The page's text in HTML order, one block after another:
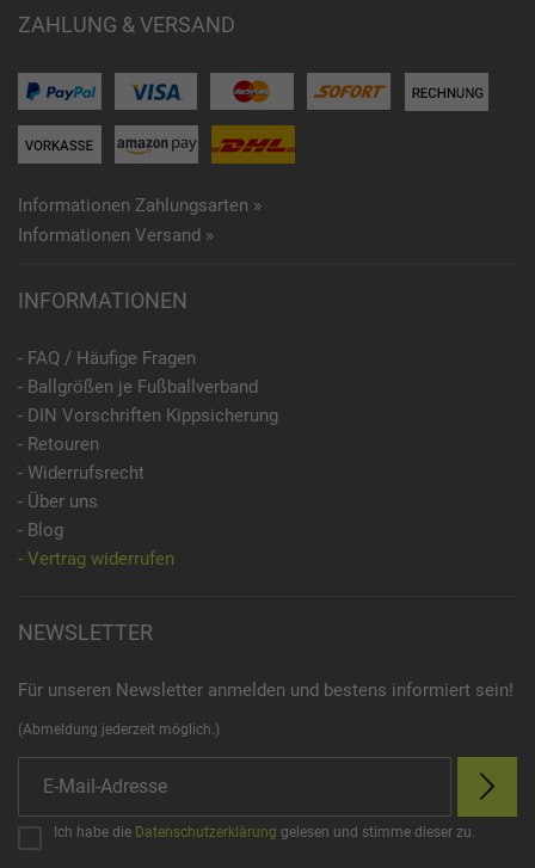
ZAHLUNG & VERSAND
Informationen Zahlungsarten »
Informationen Versand »
INFORMATIONEN
- FAQ / Häufige Fragen
- Ballgrößen je Fußballverband
- DIN Vorschriften Kippsicherung
- Retouren
- Widerrufsrecht
- Über uns
- Blog
- Vertrag widerrufen
NEWSLETTER
Für unseren Newsletter anmelden und bestens informiert sein!
(Abmeldung jederzeit möglich.)
Ich habe die Datenschutzerklärung gelesen und stimme dieser zu.